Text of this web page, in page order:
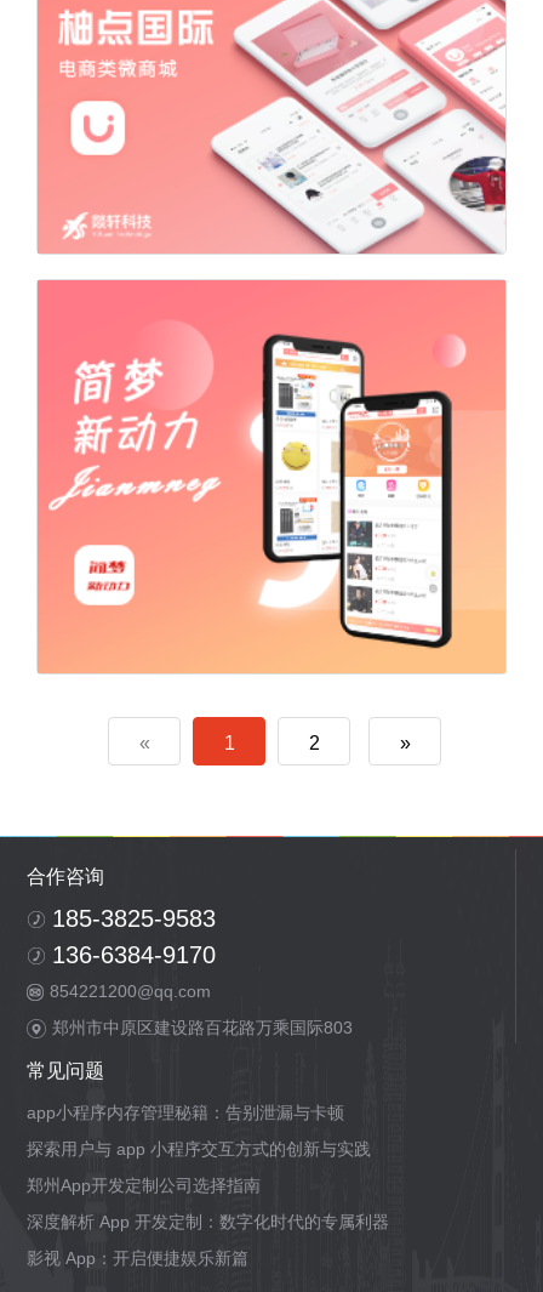
« 1 2 »
合作咨询
185-3825-9583
136-6384-9170
854221200@qq.com
郑州市中原区建设路百花路万乘国际803
常见问题
app小程序内存管理秘籍：告别泄漏与卡顿
探索用户与 app 小程序交互方式的创新与实践
郑州App开发定制公司选择指南
深度解析 App 开发定制：数字化时代的专属利器
影视 App：开启便捷娱乐新篇